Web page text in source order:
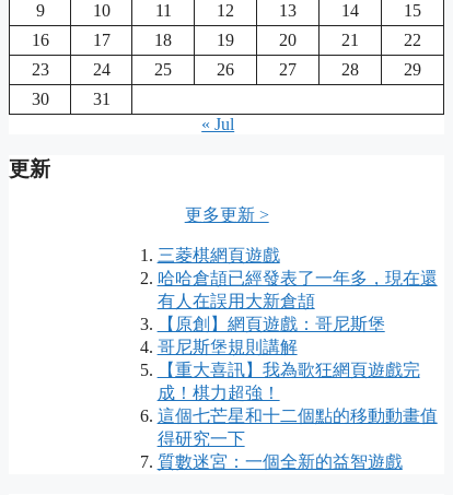
9
10 11 12 13 14
15
16
17 18 19 20 21
22
23
24 25 26 27 28
29
30
31
« Jul
更新
更多更新 >
三菱棋網頁遊戲
哈哈倉頡已經發表了一年多，現在還
有人在誤用大新倉頡
【原創】網頁遊戲：哥尼斯堡
哥尼斯堡規則講解
【重大喜訊】我為歌狂網頁遊戲完
成！棋力超強！
這個七芒星和十二個點的移動動畫值
得研究一下
質數迷宮：一個全新的益智遊戲